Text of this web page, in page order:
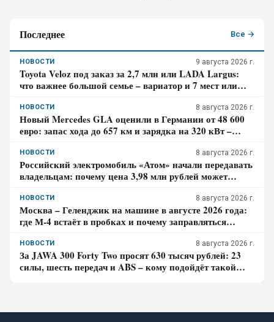
Последнее Все →
НОВОСТИ 9 августа 2026 г.
Toyota Veloz под заказ за 2,7 млн или LADA Largus:
что важнее большой семье – вариатор и 7 мест или
НОВОСТИ 8 августа 2026 г.
Новый Mercedes GLA оценили в Германии от 48 600
евро: запас хода до 657 км и зарядка на 320 кВт –
НОВОСТИ 8 августа 2026 г.
Российский электромобиль «Атом» начали передавать
владельцам: почему цена 3,98 млн рублей может
НОВОСТИ 8 августа 2026 г.
Москва – Геленджик на машине в августе 2026 года:
где М-4 встаёт в пробках и почему заправляться
НОВОСТИ 8 августа 2026 г.
За JAWA 300 Forty Two просят 630 тысяч рублей: 23
силы, шесть передач и ABS – кому подойдёт такой